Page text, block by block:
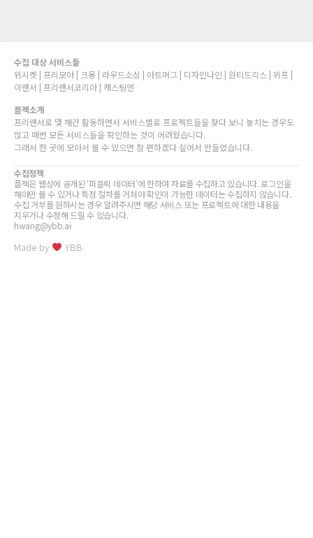
수집 대상 서비스들
위시켓 | 프리모아 | 크몽 | 라우드소싱 | 아트머그 | 디자인나인 | 원티드긱스 | 위프 |
이랜서 | 프리랜서코리아 | 캐스팅엔
플젝소개
프리랜서로 몇 해간 활동하면서 서비스별로 프로젝트들을 찾다 보니 놓치는 경우도
많고 매번 모든 서비스들을 확인하는 것이 어려웠습니다.
그래서 한 곳에 모아서 볼 수 있으면 참 편하겠다 싶어서 만들었습니다.
수집정책
플젝은 웹상에 공개된 ‘퍼블릭 데이터’에 한하여 자료를 수집하고 있습니다. 로그인을
해야만 볼 수 있거나 특정 절차를 거쳐야 확인이 가능한 데이터는 수집하지 않습니다.
수집 거부를 원하시는 경우 알려주시면 해당 서비스 또는 프로젝트에 대한 내용을
지우거나 수정해 드릴 수 있습니다.
hwang@ybb.ai
Made by YBB